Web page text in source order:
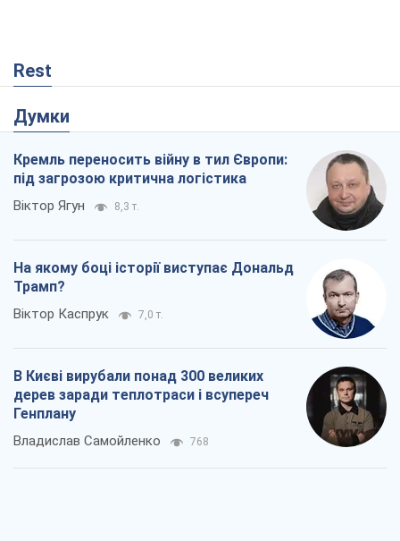
Rest
Думки
Кремль переносить війну в тил Європи:
під загрозою критична логістика
Віктор Ягун 8,3 т.
На якому боці історії виступає Дональд
Трамп?
Віктор Каспрук 7,0 т.
В Києві вирубали понад 300 великих
дерев заради теплотраси і всупереч
Генплану
Владислав Самойленко 768